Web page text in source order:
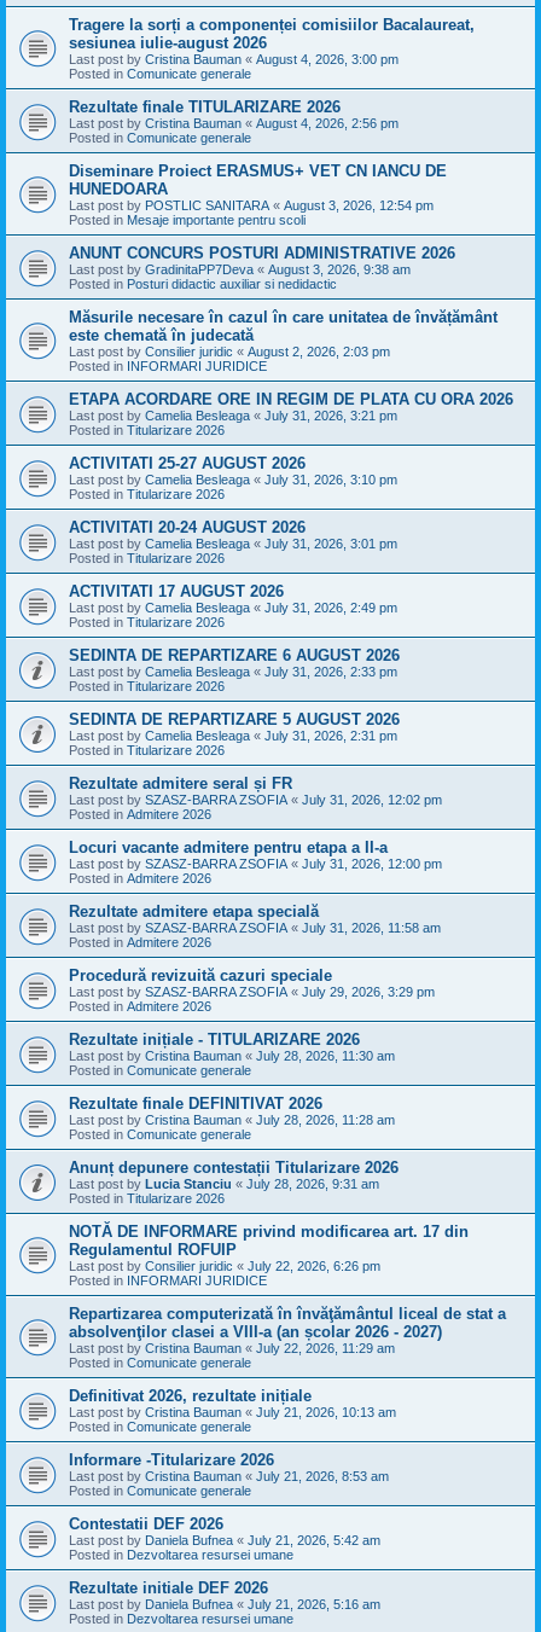
Tragere la sorți a componenței comisiilor Bacalaureat,
sesiunea iulie-august 2026
Last post by Cristina Bauman « August 4, 2026, 3:00 pm
Posted in Comunicate generale
Rezultate finale TITULARIZARE 2026
Last post by Cristina Bauman « August 4, 2026, 2:56 pm
Posted in Comunicate generale
Diseminare Proiect ERASMUS+ VET CN IANCU DE
HUNEDOARA
Last post by POSTLIC SANITARA « August 3, 2026, 12:54 pm
Posted in Mesaje importante pentru scoli
ANUNT CONCURS POSTURI ADMINISTRATIVE 2026
Last post by GradinitaPP7Deva « August 3, 2026, 9:38 am
Posted in Posturi didactic auxiliar si nedidactic
Măsurile necesare în cazul în care unitatea de învățământ
este chemată în judecată
Last post by Consilier juridic « August 2, 2026, 2:03 pm
Posted in INFORMARI JURIDICE
ETAPA ACORDARE ORE IN REGIM DE PLATA CU ORA 2026
Last post by Camelia Besleaga « July 31, 2026, 3:21 pm
Posted in Titularizare 2026
ACTIVITATI 25-27 AUGUST 2026
Last post by Camelia Besleaga « July 31, 2026, 3:10 pm
Posted in Titularizare 2026
ACTIVITATI 20-24 AUGUST 2026
Last post by Camelia Besleaga « July 31, 2026, 3:01 pm
Posted in Titularizare 2026
ACTIVITATI 17 AUGUST 2026
Last post by Camelia Besleaga « July 31, 2026, 2:49 pm
Posted in Titularizare 2026
SEDINTA DE REPARTIZARE 6 AUGUST 2026
Last post by Camelia Besleaga « July 31, 2026, 2:33 pm
Posted in Titularizare 2026
SEDINTA DE REPARTIZARE 5 AUGUST 2026
Last post by Camelia Besleaga « July 31, 2026, 2:31 pm
Posted in Titularizare 2026
Rezultate admitere seral și FR
Last post by SZASZ-BARRA ZSOFIA « July 31, 2026, 12:02 pm
Posted in Admitere 2026
Locuri vacante admitere pentru etapa a II-a
Last post by SZASZ-BARRA ZSOFIA « July 31, 2026, 12:00 pm
Posted in Admitere 2026
Rezultate admitere etapa specială
Last post by SZASZ-BARRA ZSOFIA « July 31, 2026, 11:58 am
Posted in Admitere 2026
Procedură revizuită cazuri speciale
Last post by SZASZ-BARRA ZSOFIA « July 29, 2026, 3:29 pm
Posted in Admitere 2026
Rezultate inițiale - TITULARIZARE 2026
Last post by Cristina Bauman « July 28, 2026, 11:30 am
Posted in Comunicate generale
Rezultate finale DEFINITIVAT 2026
Last post by Cristina Bauman « July 28, 2026, 11:28 am
Posted in Comunicate generale
Anunț depunere contestații Titularizare 2026
Last post by Lucia Stanciu « July 28, 2026, 9:31 am
Posted in Titularizare 2026
NOTĂ DE INFORMARE privind modificarea art. 17 din
Regulamentul ROFUIP
Last post by Consilier juridic « July 22, 2026, 6:26 pm
Posted in INFORMARI JURIDICE
Repartizarea computerizată în învăţământul liceal de stat a
absolvenţilor clasei a VIII-a (an școlar 2026 - 2027)
Last post by Cristina Bauman « July 22, 2026, 11:29 am
Posted in Comunicate generale
Definitivat 2026, rezultate inițiale
Last post by Cristina Bauman « July 21, 2026, 10:13 am
Posted in Comunicate generale
Informare -Titularizare 2026
Last post by Cristina Bauman « July 21, 2026, 8:53 am
Posted in Comunicate generale
Contestatii DEF 2026
Last post by Daniela Bufnea « July 21, 2026, 5:42 am
Posted in Dezvoltarea resursei umane
Rezultate initiale DEF 2026
Last post by Daniela Bufnea « July 21, 2026, 5:16 am
Posted in Dezvoltarea resursei umane